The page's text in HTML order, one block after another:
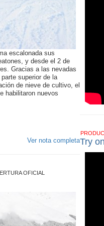
escalonada sus
y desde el 2 de
Gracias a las nevadas
superior de la
de nieve de cultivo, el
habilitaron nuevos
Ver nota completa
OFICIAL
Try